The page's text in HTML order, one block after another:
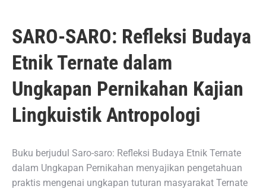
SARO-SARO: Refleksi Budaya
Etnik Ternate dalam
Ungkapan Pernikahan Kajian
Lingkuistik Antropologi
Buku berjudul Saro-saro: Refleksi Budaya Etnik Ternate
dalam Ungkapan Pernikahan menyajikan pengetahuan
praktis mengenai ungkapan tuturan masyarakat Ternate